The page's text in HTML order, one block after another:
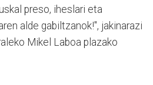
preso, iheslari eta
alde gabiltzanok!", jakinarazi
Mikel Laboa plazako